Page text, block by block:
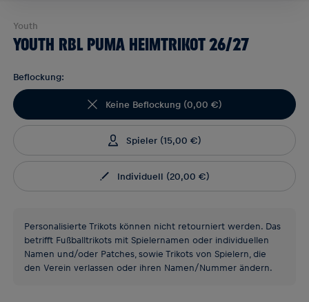
Youth
YOUTH RBL PUMA HEIMTRIKOT 26/27
Beflockung:
Keine Beflockung(0,00 €)
Spieler(15,00 €)
Individuell (20,00 €)
Personalisierte Trikots können nicht retourniert werden. Das
betrifft Fußballtrikots mit Spielernamen oder individuellen
Namen und/oder Patches, sowie Trikots von Spielern, die
den Verein verlassen oder ihren Namen/Nummer ändern.